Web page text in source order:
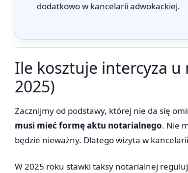
dodatkowo w kancelarii adwokackiej.
Ile kosztuje intercyza
2025)
Zacznijmy od podstawy, której nie da się
musi mieć formę aktu notarialnego. Nie
będzie nieważny. Dlatego wizyta w
W 2025 roku stawki taksy notarialnej